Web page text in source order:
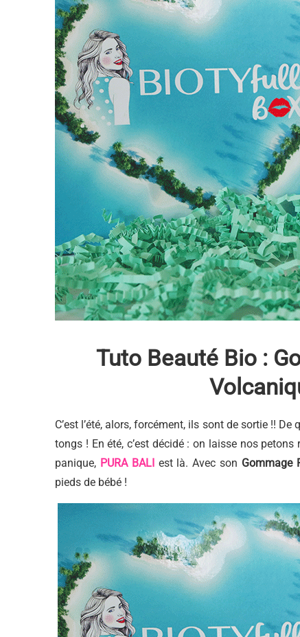
Tuto Beauté Bio :
C’est l’été, alors, forcément, ils sont de sortie !!
tongs ! En été, c’est décidé : on laisse nos
panique, PURA BALIest là. Avec son Gommage
pieds de bébé !